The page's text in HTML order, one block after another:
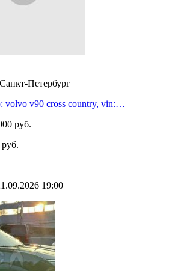
Санкт-Петербург
volvo v90 cross country, vin:…
руб.
19:00